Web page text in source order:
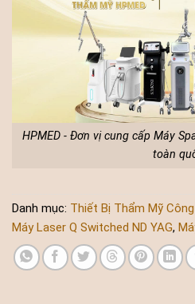
HPMED - Đơn vị cung cấp Máy
toàn
Danh mục: Thiết Bị Thẩm Mỹ
Máy Laser Q Switched ND YAG,